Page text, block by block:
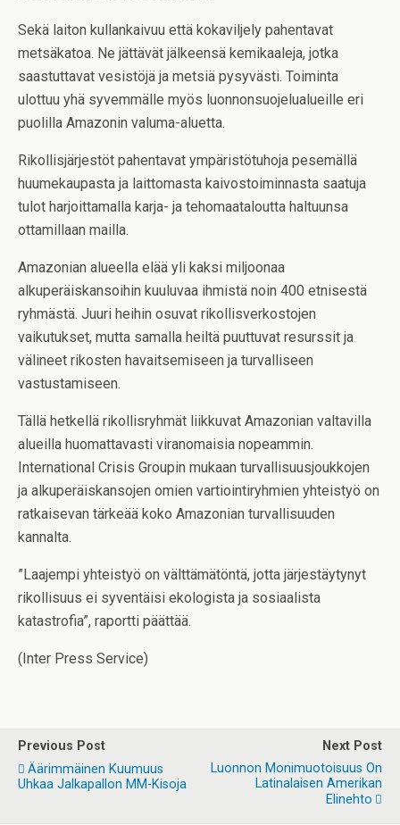
Sekä laiton kullankaivuu että kokaviljely pahentavat
metsäkatoa. Ne jättävät jälkeensä kemikaaleja, jotka
saastuttavat vesistöjä ja metsiä pysyvästi. Toiminta
ulottuu yhä syvemmälle myös luonnonsuojelualueille eri
puolilla Amazonin valuma-aluetta.
Rikollisjärjestöt pahentavat ympäristötuhoja pesemällä
huumekaupasta ja laittomasta kaivostoiminnasta saatuja
tulot harjoittamalla karja- ja tehomaataloutta haltuunsa
ottamillaan mailla.
Amazonian alueella elää yli kaksi miljoonaa
alkuperäiskansoihin kuuluvaa ihmistä noin 400 etnisestä
ryhmästä. Juuri heihin osuvat rikollisverkostojen
vaikutukset, mutta samalla heiltä puuttuvat resurssit ja
välineet rikosten havaitsemiseen ja turvalliseen
vastustamiseen.
Tällä hetkellä rikollisryhmät liikkuvat Amazonian valtavilla
alueilla huomattavasti viranomaisia nopeammin.
International Crisis Groupin mukaan turvallisuusjoukkojen
ja alkuperäiskansojen omien vartiointiryhmien yhteistyö on
ratkaisevan tärkeää koko Amazonian turvallisuuden
kannalta.
”Laajempi yhteistyö on välttämätöntä, jotta järjestäytynyt
rikollisuus ei syventäisi ekologista ja sosiaalista
katastrofia”, raportti päättää.
(Inter Press Service)
Previous Post
Äärimmäinen Kuumuus
Uhkaa Jalkapallon MM-Kisoja
Next Post
Luonnon Monimuotoisuus On
Latinalaisen Amerikan
Elinehto